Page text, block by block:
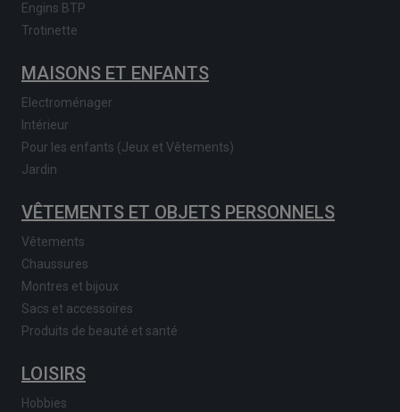
Engins BTP
Trotinette
MAISONS ET ENFANTS
Electroménager
Intérieur
Pour les enfants (Jeux et Vêtements)
Jardin
VÊTEMENTS ET OBJETS PERSONNELS
Vêtements
Chaussures
Montres et bijoux
Sacs et accessoires
Produits de beauté et santé
LOISIRS
Hobbies